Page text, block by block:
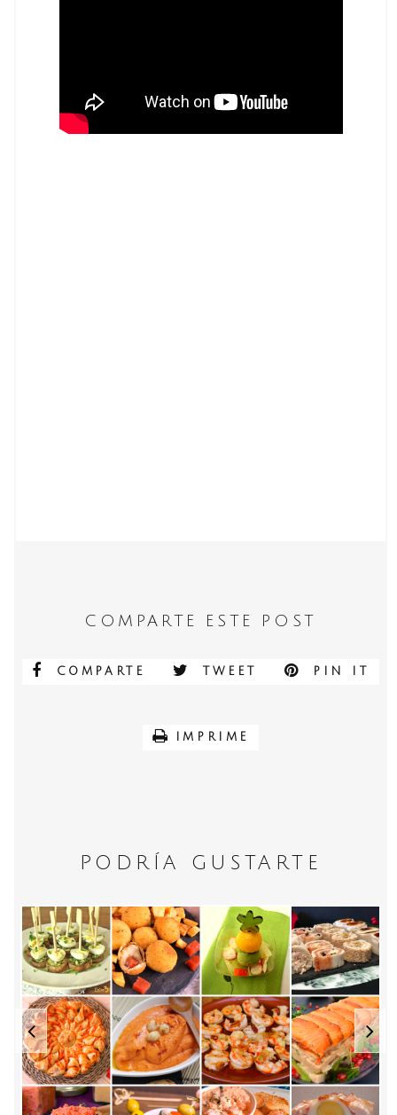
COMPARTE ESTE POST
COMPARTE TWEET PIN IT
IMPRIME
PODRÍA GUSTARTE